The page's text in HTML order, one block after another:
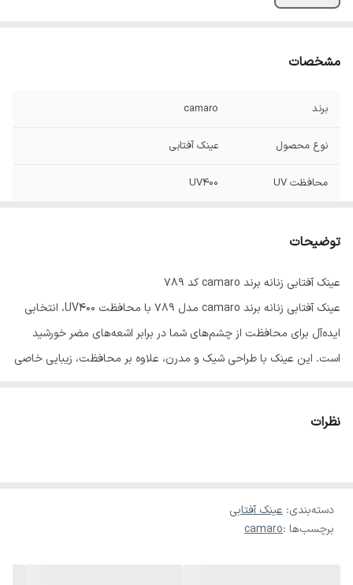
مشخصات
برند camaro
نوع محصول عینک آفتابی
محافظت UV UV400
مناسب برای
توضیحات
عینک آفتابی زنانه برند camaro کد 789
عینک آفتابی زنانه برند camaro مدل 789 با محافظت UV400، انتخابی
ایده‌آل برای محافظت از چشم‌های شما در برابر اشعه‌های مضر خورشید
است. این عینک با طراحی شیک و مدرن، علاوه بر محافظت، زیبایی خاصی
برند: camaro
طراحی زنانه و شیک
لنز با کیفیت بالا
نظرات
دسته‌بندی: عینک آفتابی
برچسب‌ها :camaro